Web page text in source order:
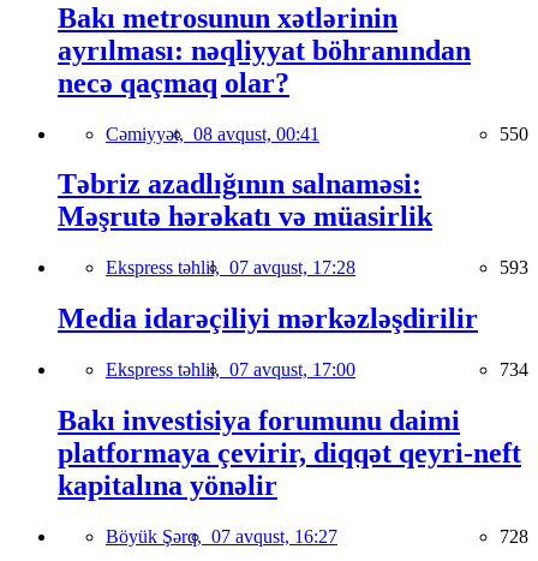
Bakı metrosunun xətlərinin
ayrılması: nəqliyyat böhranından
necə qaçmaq olar?
Cəmiyyət, 08 avqust, 00:41 550
Təbriz azadlığının salnaməsi:
Məşrutə hərəkatı və müasirlik
Ekspress təhlil, 07 avqust, 17:28 593
Media idarəçiliyi mərkəzləşdirilir
Ekspress təhlil, 07 avqust, 17:00 734
Bakı investisiya forumunu daimi
platformaya çevirir, diqqət qeyri-neft
kapitalına yönəlir
Böyük Şərq, 07 avqust, 16:27 728